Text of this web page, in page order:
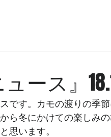
ース』
です。カモの渡りの季
ら冬にかけての楽しみ
思います。